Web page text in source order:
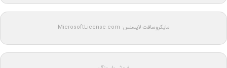
مایکروسافت لایسنس: MicrosoftLicense.com